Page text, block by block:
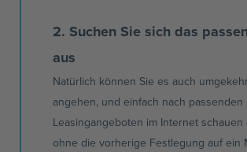
2. Suchen Sie sich das
aus
Natürlich können Sie es auch
angehen, und einfach nach passenden
Leasingangeboten im Internet schauen
ohne die vorherige Festlegung auf ein